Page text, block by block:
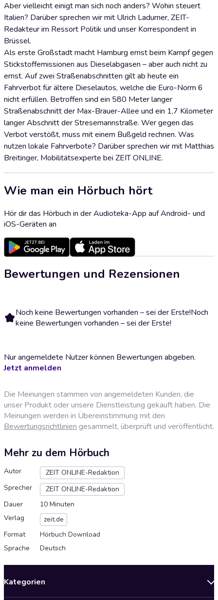
Aber vielleicht einigt man sich noch anders? Wohin steuert
Italien? Darüber sprechen wir mit Ulrich Ladurner, ZEIT-
Redakteur im Ressort Politik und unser Korrespondent in
Brüssel.
Als erste Großstadt macht Hamburg ernst beim Kampf gegen
Stickstoffemissionen aus Dieselabgasen – aber auch nicht zu
ernst. Auf zwei Straßenabschnitten gilt ab heute ein
Fahrverbot für ältere Dieselautos, welche die Euro-Norm 6
nicht erfüllen. Betroffen sind ein 580 Meter langer
Straßenabschnitt der Max-Brauer-Allee und ein 1,7 Kilometer
langer Abschnitt der Stresemannstraße. Wer gegen das
Verbot verstößt, muss mit einem Bußgeld rechnen. Was
nutzen lokale Fahrverbote? Darüber sprechen wir mit Matthias
Breitinger, Mobilitätsexperte bei ZEIT ONLINE.
Wie man ein Hörbuch hört
Hör dir das Hörbuch in der Audioteka-App auf Android- und
iOS-Geräten an
Bewertungen und Rezensionen
Noch keine Bewertungen vorhanden – sei der Erste!Noch
keine Bewertungen vorhanden – sei der Erste!
Nur angemeldete Nutzer können Bewertungen abgeben.
Jetzt anmelden
Die Meinungen stammen von angemeldeten Kunden, die
unser Produkt oder unsere Dienstleistung gekauft haben. Die
Meinungen werden in Übereinstimmung mit den
Bewertungsrichtlinien gesammelt, überprüft und veröffentlicht.
Mehr zu dem Hörbuch
Autor
ZEIT ONLINE-Redaktion
Sprecher
ZEIT ONLINE-Redaktion
Dauer
10 Minuten
Verlag
zeit.de
Format
Hörbuch Download
Sprache
Deutsch
Kategorien